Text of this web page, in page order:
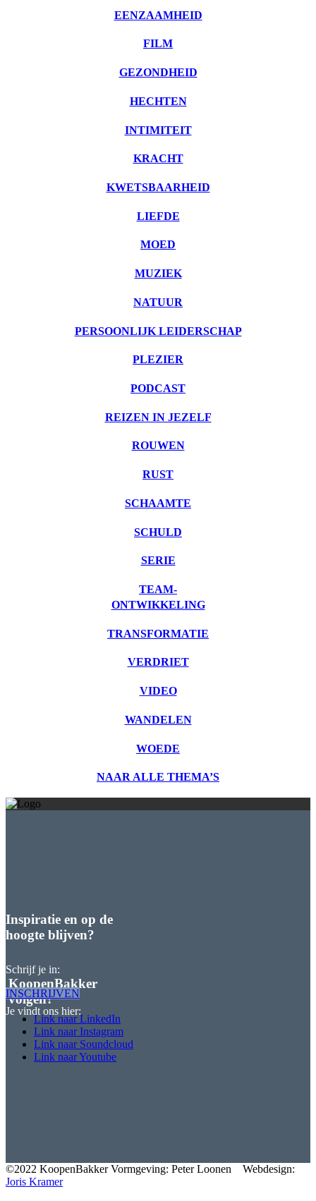
EENZAAMHEID
FILM
GEZONDHEID
HECHTEN
INTIMITEIT
KRACHT
KWETSBAARHEID
LIEFDE
MOED
MUZIEK
NATUUR
PERSOONLIJK LEIDERSCHAP
PLEZIER
PODCAST
REIZEN IN JEZELF
ROUWEN
RUST
SCHAAMTE
SCHULD
SERIE
TEAM-
ONTWIKKELING
TRANSFORMATIE
VERDRIET
VIDEO
WANDELEN
WOEDE
NAAR ALLE THEMA’S
Inspiratie en op de
hoogte blijven?
KoopenBakker
volgen?
Schrijf je in:
INSCHRIJVEN
Je vindt ons hier:
Link naar LinkedIn
Link naar Instagram
Link naar Soundcloud
Link naar Youtube
©2022 KoopenBakkerVormgeving: Peter Loonen Webdesign:
Joris Kramer